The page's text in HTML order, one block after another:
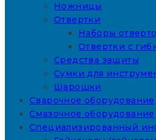
Ножницы
Отвертки
Наборы
Отвертки с
Средства защиты
Сумки для
Шарошки
Сварочное оборудование
Смазочное оборудование
Специализированный